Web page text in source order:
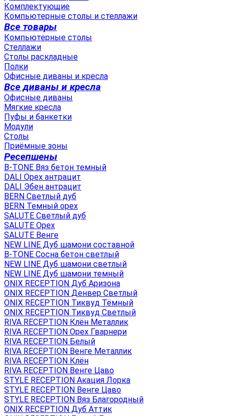
Комплектующие
Компьютерные столы и стеллажи
Все товары
Компьютерные столы
Стеллажи
Столы раскладные
Полки
Офисные диваны и кресла
Все диваны и кресла
Офисные диваны
Мягкие кресла
Пуфы и банкетки
Модули
Столы
Приёмные зоны
Ресепшены
B-TONE Вяз бетон темный
DALI Орех антрацит
DALI Эбен антрацит
BERN Светлый дуб
BERN Темный орех
SALUTE Светлый дуб
SALUTE Орех
SALUTE Венге
NEW LINE Дуб шамони составной
B-TONE Сосна бетон светлый
NEW LINE Дуб шамони светлый
NEW LINE Дуб шамони темный
ONIX RECEPTION Дуб Аризона
ONIX RECEPTION Денвер Светлый
ONIX RECEPTION Тиквуд Тёмный
ONIX RECEPTION Тиквуд Светлый
RIVA RECEPTION Клён Металлик
RIVA RECEPTION Орех Гварнери
RIVA RECEPTION Белый
RIVA RECEPTION Венге Металлик
RIVA RECEPTION Клён
RIVA RECEPTION Венге Цаво
STYLE RECEPTION Акация Лорка
STYLE RECEPTION Венге Цаво
STYLE RECEPTION Вяз Благородный
ONIX RECEPTION Дуб Аттик